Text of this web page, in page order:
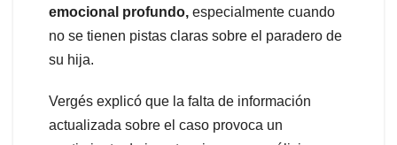
emocional profundo, especialmente cuando
no se tienen pistas claras sobre el paradero de
su hija.
Vergés explicó que la falta de información
actualizada sobre el caso provoca un